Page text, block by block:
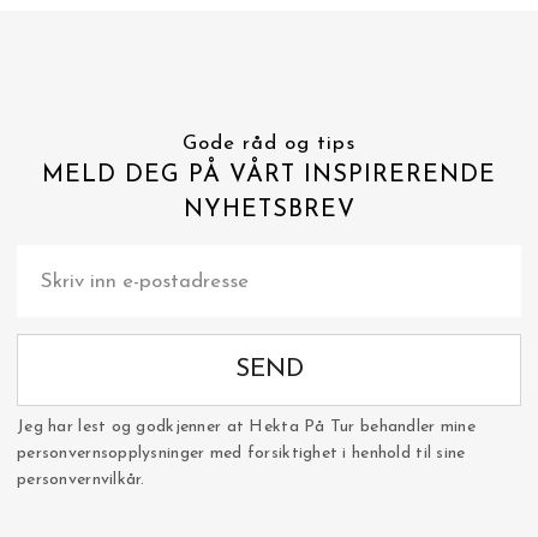
Gode råd og tips
MELD DEG PÅ VÅRT INSPIRERENDE
NYHETSBREV
SEND
Jeg har lest og godkjenner at Hekta På Tur behandler mine
personvernsopplysninger med forsiktighet i henhold til sine
personvernvilkår.